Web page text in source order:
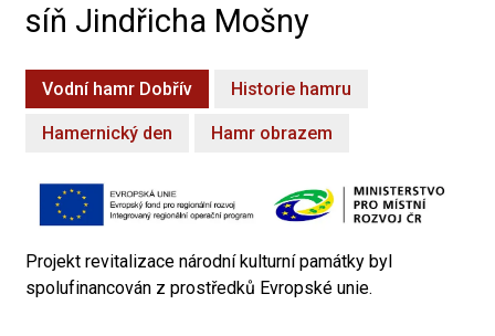
síň Jindřicha Mošny
Vodní hamr Dobřív Historie hamru
Hamernický den Hamr obrazem
Projekt revitalizace národní kulturní památky byl
spolufinancován z prostředků Evropské unie.